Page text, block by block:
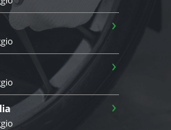
›
›
›